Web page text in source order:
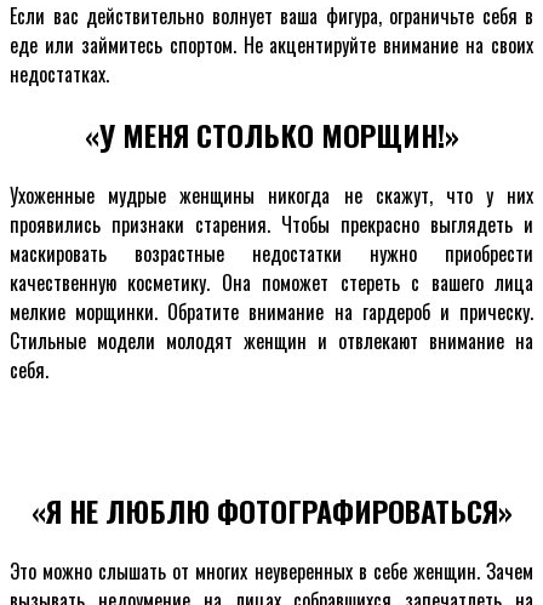
Если вас действительно волнует ваша фигура, ограничьте себя в
еде или займитесь спортом. Не акцентируйте внимание на своих
недостатках.
«У МЕНЯ СТОЛЬКО МОРЩИН!»
Ухоженные мудрые женщины никогда не скажут, что у них
проявились признаки старения. Чтобы прекрасно выглядеть и
маскировать возрастные недостатки нужно приобрести
качественную косметику. Она поможет стереть с вашего лица
мелкие морщинки. Обратите внимание на гардероб и прическу.
Стильные модели молодят женщин и отвлекают внимание на
себя.
«Я НЕ ЛЮБЛЮ ФОТОГРАФИРОВАТЬСЯ»
Это можно слышать от многих неуверенных в себе женщин. Зачем